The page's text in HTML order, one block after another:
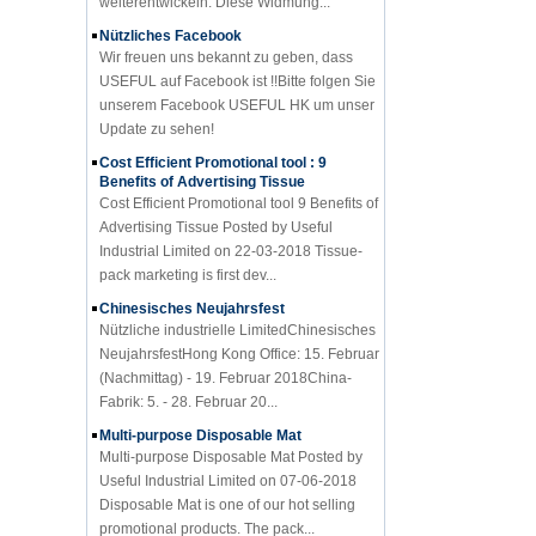
Nützliches Facebook
Wir freuen uns bekannt zu geben, dass
USEFUL auf Facebook ist !!Bitte folgen Sie
unserem Facebook USEFUL HK um unser
Update zu sehen!
Cost Efficient Promotional tool : 9
Benefits of Advertising Tissue
Cost Efficient Promotional tool 9 Benefits of
Advertising Tissue Posted by Useful
Industrial Limited on 22-03-2018 Tissue-
pack marketing is first dev...
Chinesisches Neujahrsfest
Nützliche industrielle LimitedChinesisches
NeujahrsfestHong Kong Office: 15. Februar
(Nachmittag) - 19. Februar 2018China-
Fabrik: 5. - 28. Februar 20...
Multi-purpose Disposable Mat
Multi-purpose Disposable Mat Posted by
Useful Industrial Limited on 07-06-2018
Disposable Mat is one of our hot selling
promotional products. The pack...